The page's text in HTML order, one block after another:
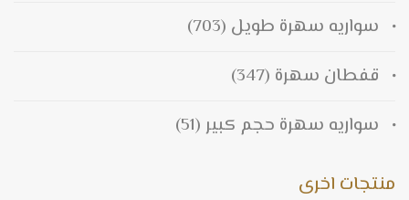
سواريه سهرة طويل (703)
قفطان سهرة (347)
سواريه سهرة حجم كبير (51)
منتجات اخرى